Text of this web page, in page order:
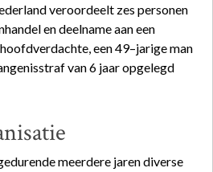
veroordeelt zes personen
en deelname aan een
een 49–jarige man
van 6 jaar opgelegd
meerdere jaren diverse